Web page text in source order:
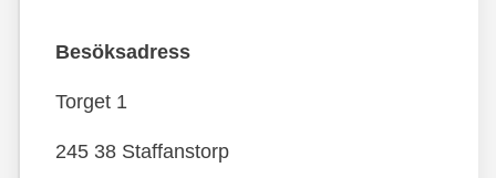
Besöksadress
Torget 1
245 38 Staffanstorp